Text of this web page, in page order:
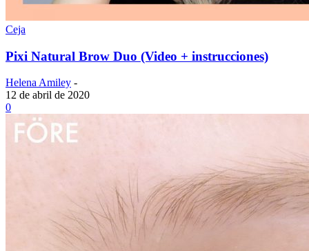
Ceja
Pixi Natural Brow Duo (Video + instrucciones)
Helena Amiley -
12 de abril de 2020
0